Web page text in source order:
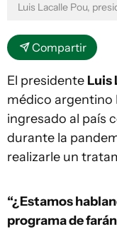
Luis Lacalle Pou,
Compartir
El presidente Luis
médico argentino
ingresado al país
durante la
realizarle un
“¿Estamos
programa de